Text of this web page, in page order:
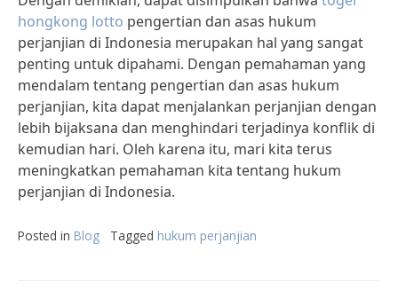
hongkong lotto pengertian dan asas hukum
perjanjian di Indonesia merupakan hal yang sangat
penting untuk dipahami. Dengan pemahaman yang
mendalam tentang pengertian dan asas hukum
perjanjian, kita dapat menjalankan perjanjian dengan
lebih bijaksana dan menghindari terjadinya konflik di
kemudian hari. Oleh karena itu, mari kita terus
meningkatkan pemahaman kita tentang hukum
perjanjian di Indonesia.
Posted in Blog Tagged hukum perjanjian